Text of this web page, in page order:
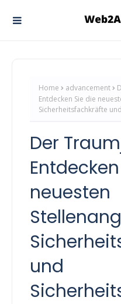
Home advancement
Entdecken Sie die
Sicherheitsfachkräfte
Der
neuesten
und